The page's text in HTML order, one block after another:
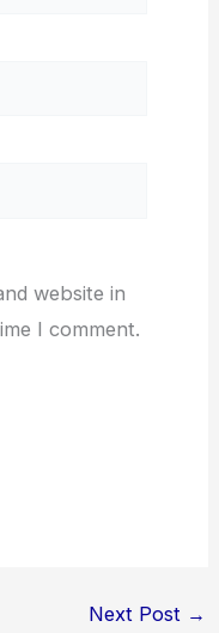
website in
I comment.
Next Post →